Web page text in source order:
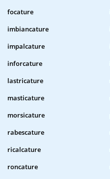
focature
imbiancature
impalcature
inforcature
lastricature
masticature
morsicature
rabescature
ricalcature
roncature